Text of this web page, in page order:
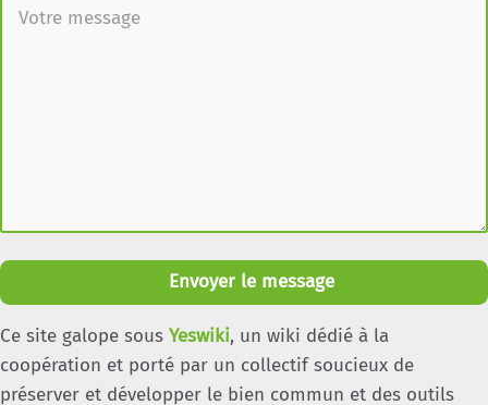
Envoyer le message
Ce site galope sous Yeswiki, un wiki dédié à la
coopération et porté par un collectif soucieux de
préserver et développer le bien commun et des outils